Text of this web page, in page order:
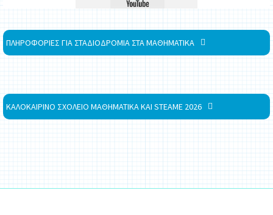
ΠΛΗΡΟΦΟΡΙΕΣ ΓΙΑ ΣΤΑΔΙΟΔΡΟΜΙΑ ΣΤΑ ΜΑΘΗΜΑΤΙΚΑ
ΚΑΛΟΚΑΙΡΙΝΟ ΣΧΟΛΕΙΟ ΜΑΘΗΜΑΤΙΚΑ ΚΑΙ STEAME 2026